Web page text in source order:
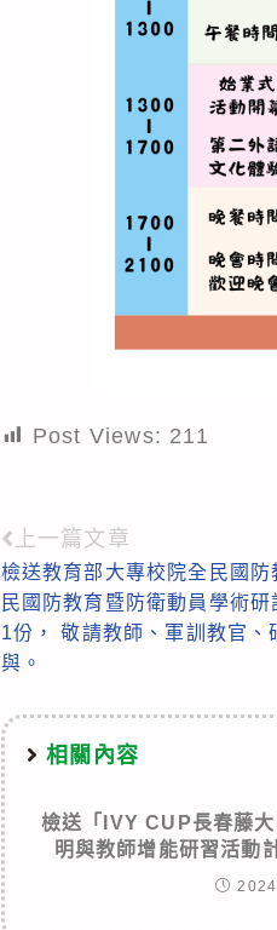
Post Views: 211
Read
more
articles
上一篇文章
檢送教育部大專校院全民國
民國防教育暨防衛動員學術
1份， 敬請教師、軍訓教官、
與。
相關內容
檢送「IVY CUP長春藤
明與教師增能研習活動